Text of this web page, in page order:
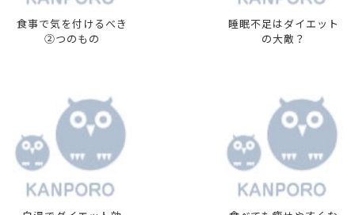
食事で気を付けるべき
②つのもの
睡眠不足はダイエット
の大敵？